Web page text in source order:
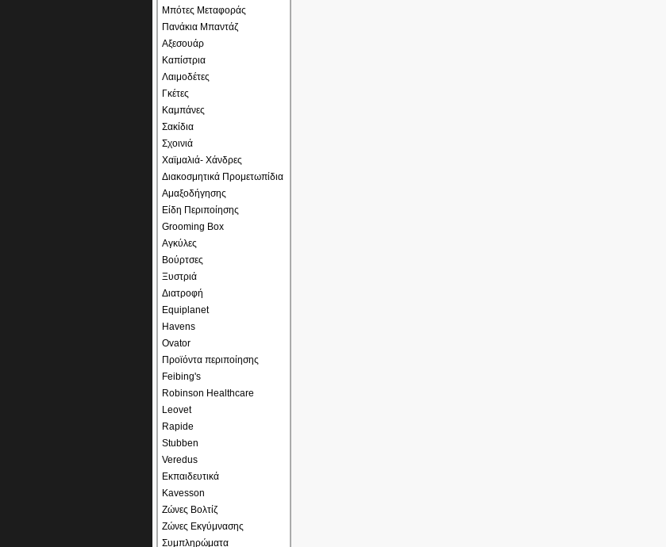
Μπότες Μεταφοράς
Πανάκια Μπαντάζ
Αξεσουάρ
Καπίστρια
Λαιμοδέτες
Γκέτες
Καμπάνες
Σακίδια
Σχοινιά
Χαϊμαλιά- Χάνδρες
Διακοσμητικά Προμετωπίδια
Αμαξοδήγησης
Είδη Περιποίησης
Grooming Box
Αγκύλες
Βούρτσες
Ξυστριά
Διατροφή
Equiplanet
Havens
Ovator
Προϊόντα περιποίησης
Feibing's
Robinson Healthcare
Leovet
Rapide
Stubben
Veredus
Εκπαιδευτικά
Kavesson
Ζώνες Βολτίζ
Ζώνες Εκγύμνασης
Συμπληρώματα